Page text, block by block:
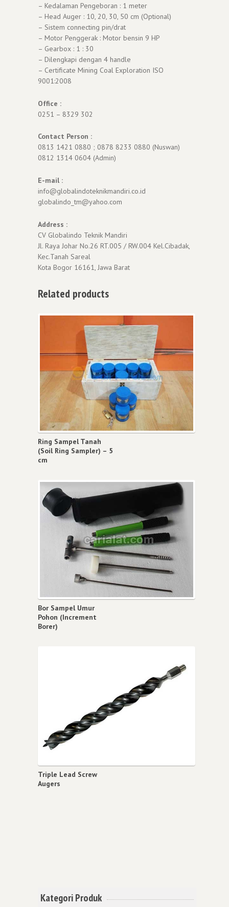
– Kedalaman Pengeboran : 1 meter
– Head Auger : 10, 20, 30, 50 cm (Optional)
– Sistem connecting pin/drat
– Motor Penggerak : Motor bensin 9 HP
– Gearbox : 1 : 30
– Dilengkapi dengan 4 handle
– Certificate Mining Coal Exploration ISO
9001:2008
Office :
0251 – 8329 302
Contact Person :
0813 1421 0880 ; 0878 8233 0880 (Nuswan)
0812 1314 0604 (Admin)
E-mail :
info@globalindoteknikmandiri.co.id
globalindo_tm@yahoo.com
Address :
CV Globalindo Teknik Mandiri
Jl. Raya Johar No.26 RT.005 / RW.004 Kel.Cibadak,
Kec.Tanah Sareal
Kota Bogor 16161, Jawa Barat
Related products
Ring Sampel Tanah
(Soil Ring Sampler) – 5
cm
Bor Sampel Umur
Pohon (Increment
Borer)
Triple Lead Screw
Augers
Kategori Produk